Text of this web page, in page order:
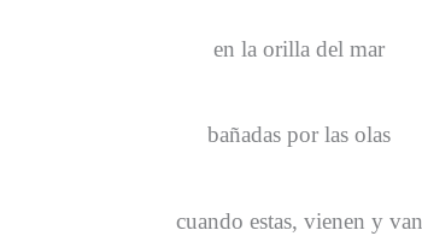
en la orilla del mar
bañadas por las olas
cuando estas, vienen y van